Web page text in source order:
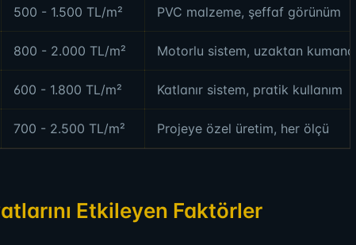
500 - 1.500 TL/m² PVC malzeme, şeffaf görünüm
800 - 2.000 TL/m² Motorlu sistem, uzaktan kumanda
600 - 1.800 TL/m² Katlanır sistem, pratik kullanım
700 - 2.500 TL/m² Projeye özel üretim, her ölçü
Etkileyen Faktörler